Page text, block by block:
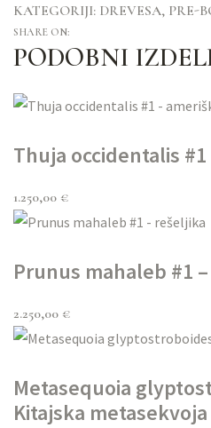
KATEGORIJI: DREVESA, PRE-
SHARE ON:
PODOBNI
Thuja occidentalis
1.250,00 €
Prunus mahaleb #1
2.250,00 €
Metasequoia
Kitajska metasekvoja